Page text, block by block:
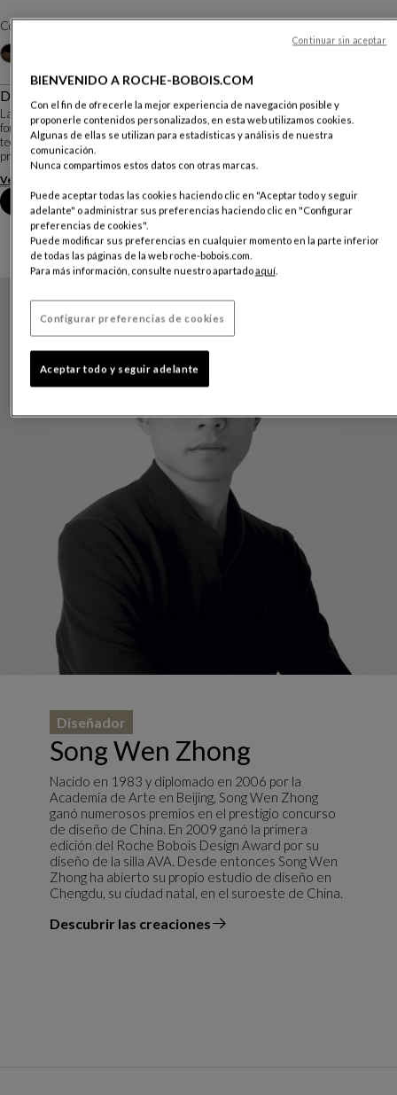
Color :
Otros colores
Descripción
La silla Ava sintetiza la inspiración de un dragón mítico reencarnado bajo la
forma de un sillón de la dinastía Ming y la perfección de un objeto de alta
tecnología. Ha sido imaginada por Song Wen Zhong, joven diseñador chino
premiado por el Roche B...
Ver más
Reserva una cita en tienda
Song Wen Zhong
Diseñador
Nacido en 1983 y diplomado en 2006 por la
Academia de Arte en Beijing, Song Wen Zhong
ganó numerosos premios en el prestigio concurso
de diseño de China. En 2009 ganó la primera
edición del Roche Bobois Design Award por su
diseño de la silla AVA. Desde entonces Song Wen
Zhong ha abierto su propio estudio de diseño en
Chengdu, su ciudad natal, en el suroeste de China.
Descubrir las creaciones
el diseñador
BIENVENIDO A ROCHE-BOBOIS.COM
Con el fin de ofrecerle la mejor experiencia de navegación posible y
proponerle contenidos personalizados, en esta web utilizamos cookies.
Algunas de ellas se utilizan para estadísticas y análisis de nuestra
comunicación.
Nunca compartimos estos datos con otras marcas.
Puede aceptar todas las cookies haciendo clic en "Aceptar todo y seguir
adelante" o administrar sus preferencias haciendo clic en "Configurar
preferencias de cookies".
Puede modificar sus preferencias en cualquier momento en la parte inferior
de todas las páginas de la web roche-bobois.com.
Para más información, consulte nuestro apartadoaquí.
Configurar preferencias de cookies
Aceptar todo y seguir adelante
Continuar sin aceptar